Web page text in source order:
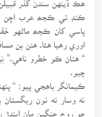
ڪنڊ تي ڪجھ عرب اڇن
پاسي کان ڪجھ ماڻهو
اوري رهيا هئا. هنن ٻن
“ هتان ڪو خطرو ناهي،”
ڪيمانگر باهجي پيو؛ “
نه وسار ته تون
جو روح جنگين مان